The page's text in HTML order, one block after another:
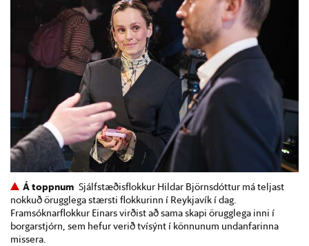
Á toppnum Sjálfstæðisflokkur Hildar Björnsdóttur má teljast
nokkuð örugglega stærsti flokkurinn í Reykjavík í dag.
Framsóknarflokkur Einars virðist að sama skapi örugglega inni í
borgarstjórn, sem hefur verið tvísýnt í könnunum undanfarinna
missera.